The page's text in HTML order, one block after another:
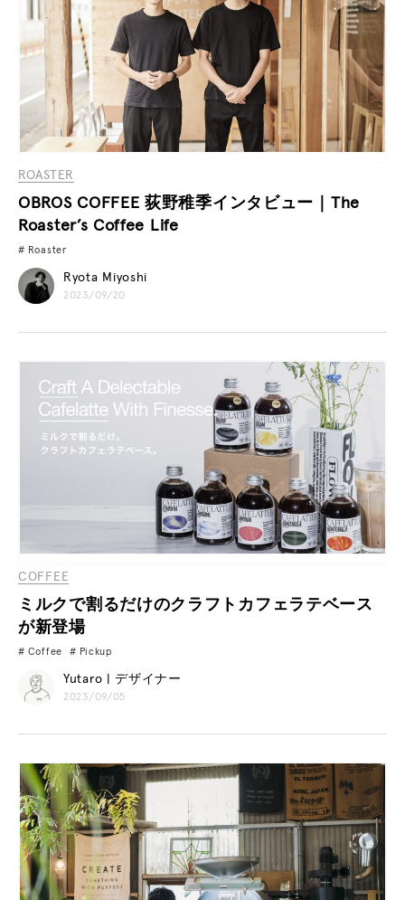
ROASTER
OBROS COFFEE 荻野稚季インタビュー｜The
Roaster’s Coffee Life
Roaster
Ryota Miyoshi
2023/09/20
COFFEE
ミルクで割るだけのクラフトカフェラテベース
が新登場
Coffee Pickup
Yutaro | デザイナー
2023/09/05